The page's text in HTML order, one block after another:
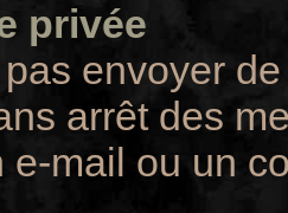
privée
envoyer
arrêt des
e-mail ou un